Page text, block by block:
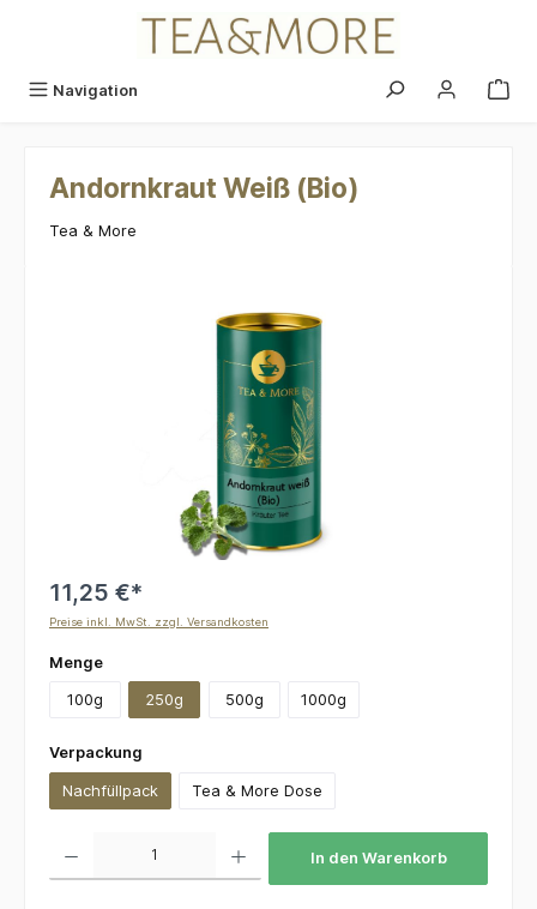
Navigation
Andornkraut Weiß (Bio)
Tea & More
11,25 €*
Preise inkl. MwSt. zzgl. Versandkosten
Mengeauswählen
100g 250g 500g 1000g
Verpackung
Nachfüllpack Tea & More Dose
In den Warenkorb